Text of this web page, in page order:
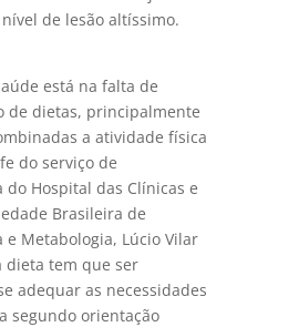
de lesão altíssimo.
está na falta de
de dietas, principalmente
a atividade física
do serviço de
do Hospital das Clínicas e
Brasileira de
e Metabologia, Lúcio Vilar
dieta tem que ser
adequar as necessidades
segundo orientação